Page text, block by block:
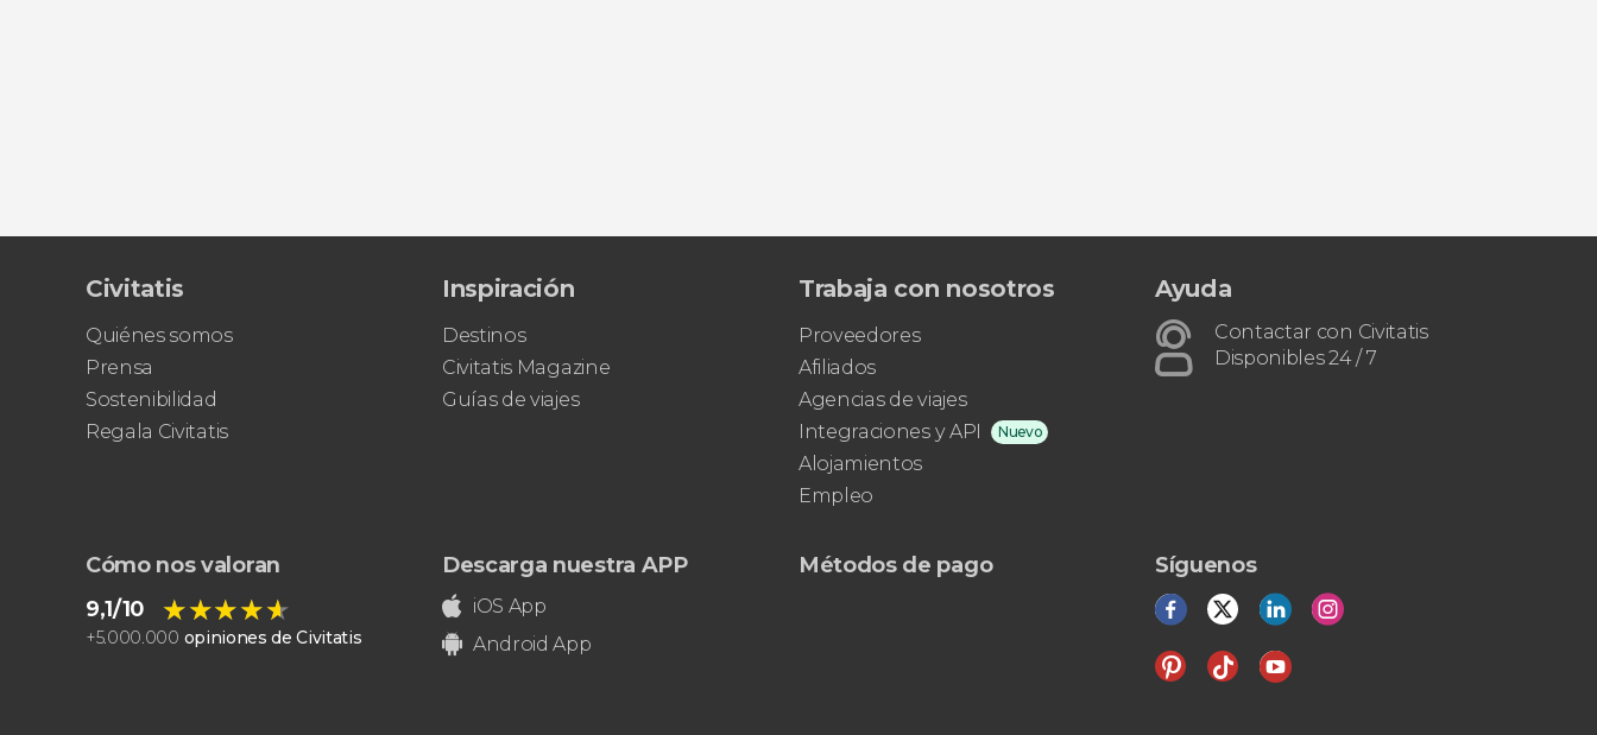
Civitatis
Quiénes somos
Prensa
Sostenibilidad
Regala Civitatis
Inspiración
Destinos
Civitatis Magazine
Guías de viajes
Trabaja con nosotros
Proveedores
Afiliados
Agencias de viajes
Integraciones y API
Nuevo
Alojamientos
Empleo
Ayuda
Contactar con Civitatis
Disponibles 24 / 7
Cómo nos valoran
9,1/10
★★★★★
★★★★★
+5.000.000 opiniones de Civitatis
Descarga nuestra APP
iOS App
Android App
Métodos de pago Síguenos